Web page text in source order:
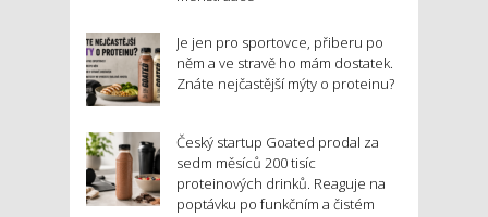
Je jen pro sportovce, přiberu po
něm a ve stravě ho mám dostatek.
Znáte nejčastější mýty o proteinu?
Český startup Goated prodal za
sedm měsíců 200 tisíc
proteinových drinků. Reaguje na
poptávku po funkčním a čistém